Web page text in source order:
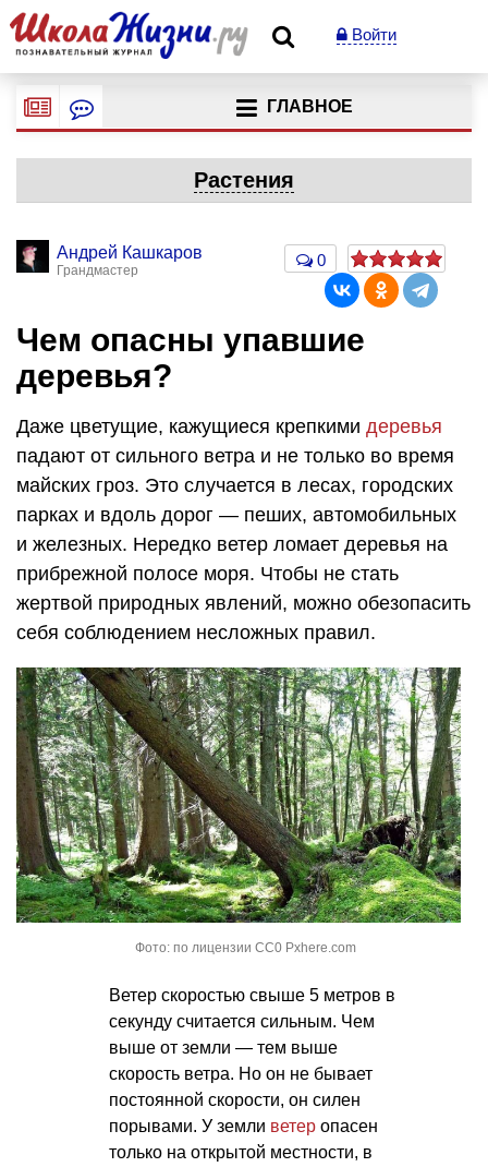
Войти
ГЛАВНОЕ
Растения
Андрей Кашкаров
Грандмастер
0
Чем опасны упавшие
деревья?
Даже цветущие, кажущиеся крепкими деревья
падают от сильного ветра и не только во время
майских гроз. Это случается в лесах, городских
парках и вдоль дорог — пеших, автомобильных
и железных. Нередко ветер ломает деревья на
прибрежной полосе моря. Чтобы не стать
жертвой природных явлений, можно обезопасить
себя соблюдением несложных правил.
Фото: по лицензии CC0 Pxhere.com
Ветер скоростью свыше 5 метров в
секунду считается сильным. Чем
выше от земли — тем выше
скорость ветра. Но он не бывает
постоянной скорости, он силен
порывами. У земли ветер опасен
только на открытой местности, в